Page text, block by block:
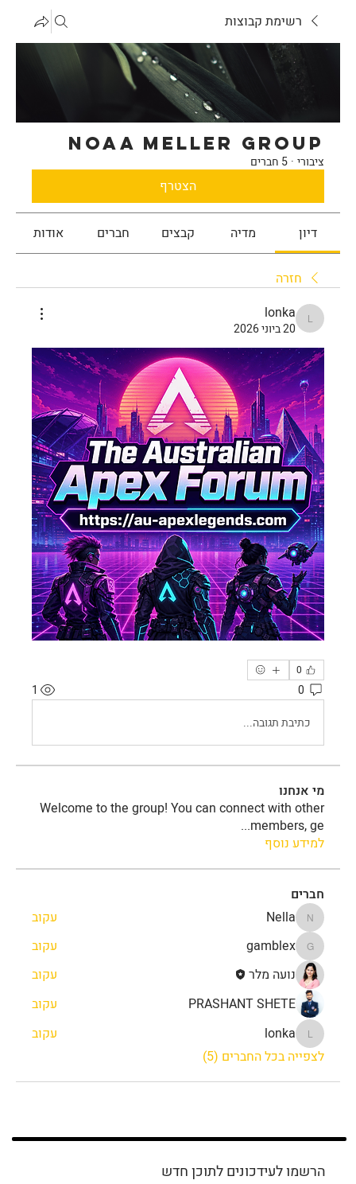
רשימת קבוצות
noaa meller Group
ציבורי · 5 חברים
הצטרף
דיון מדיה קבצים חברים אודות
חזרה
lonka
lonka
20 ביוני 2026
0
0
1
כתיבת תגובה...
מי אנחנו
Welcome to the group! You can connect with other
members, ge
...
למידע נוסף
חברים
Nella
Nella עקוב
gamblex
gamblex
עקוב
נועה מלר
עקוב
PRASHANT SHETE
עקוב
lonka
lonka
עקוב
לצפייה בכל החברים (5)
הרשמו לעידכונים לתוכן חדש